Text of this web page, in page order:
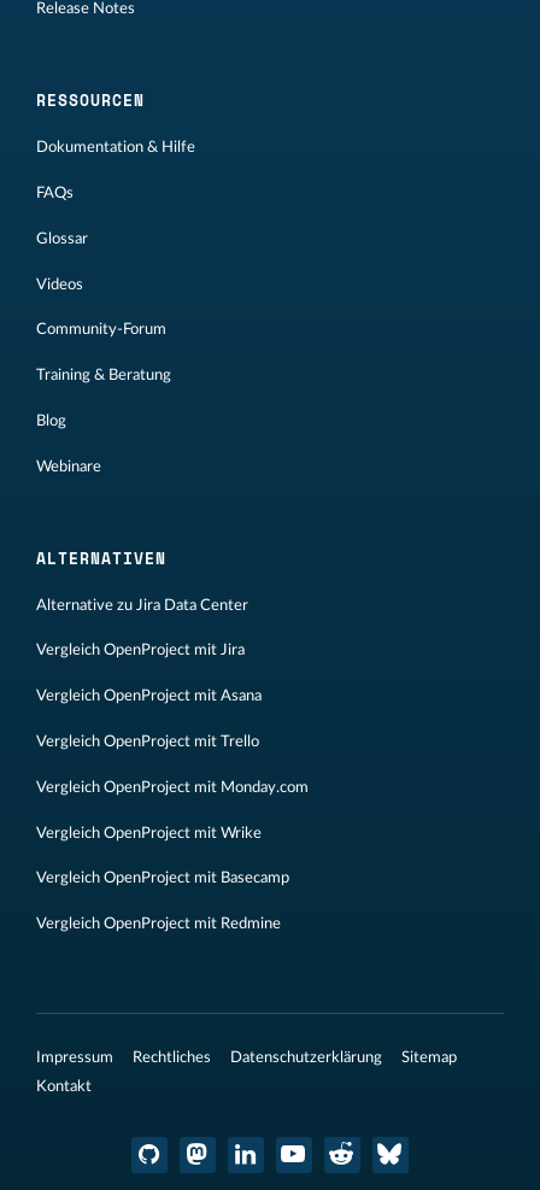
Release Notes
RESSOURCEN
Dokumentation & Hilfe
FAQs
Glossar
Videos
Community-Forum
Training & Beratung
Blog
Webinare
ALTERNATIVEN
Alternative zu Jira Data Center
Vergleich OpenProject mit Jira
Vergleich OpenProject mit Asana
Vergleich OpenProject mit Trello
Vergleich OpenProject mit Monday.com
Vergleich OpenProject mit Wrike
Vergleich OpenProject mit Basecamp
Vergleich OpenProject mit Redmine
Impressum Rechtliches Datenschutzerklärung
Sitemap
Kontakt